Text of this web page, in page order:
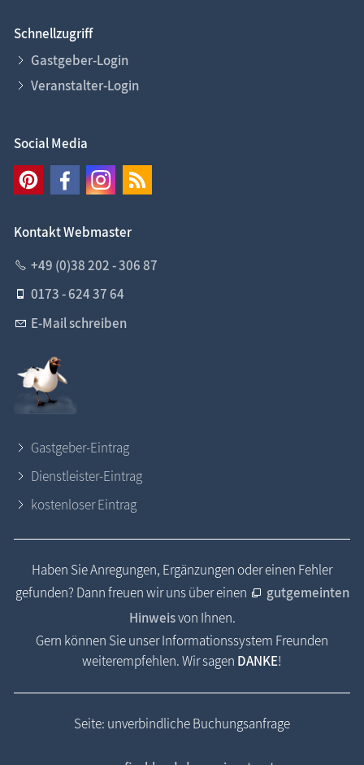
Schnellzugriff
Gastgeber-Login
Veranstalter-Login
Social Media
Kontakt Webmaster
+49 (0)38 202 - 306 87
0173 - 624 37 64
E-Mail schreiben
Gastgeber-Eintrag
Dienstleister-Eintrag
kostenloser Eintrag
Haben Sie Anregungen, Ergänzungen oder einen Fehler
gefunden? Dann freuen wir uns über einen
gutgemeinten
Hinweisvon Ihnen.
Gern können Sie unser Informationssystem Freunden
weiterempfehlen. Wir sagen DANKE!
Seite: unverbindliche Buchungsanfrage